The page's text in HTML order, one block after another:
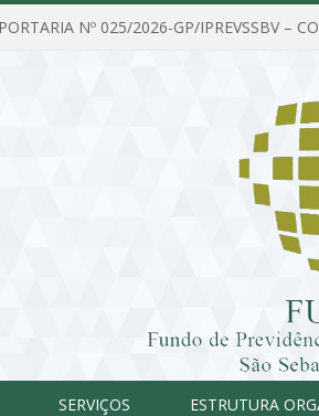
SERVIÇOS ESTRUTURA